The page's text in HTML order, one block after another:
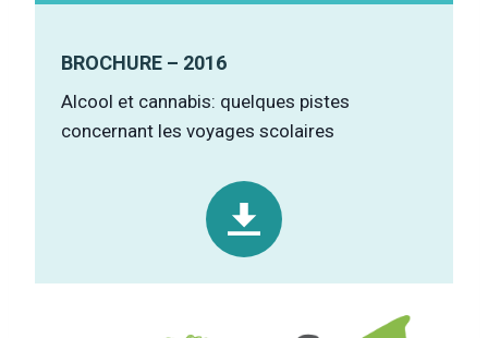
BROCHURE – 2016
Alcool et cannabis: quelques pistes
concernant les voyages scolaires